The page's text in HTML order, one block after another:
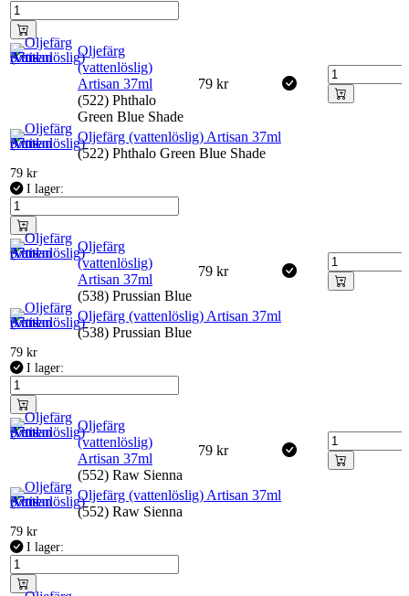
Oljefärg
(vattenlöslig)
Artisan 37ml
(522) Phthalo
Green Blue Shade
79 kr
Oljefärg (vattenlöslig) Artisan 37ml
(522) Phthalo Green Blue Shade
79 kr
I lager:
Oljefärg
(vattenlöslig)
Artisan 37ml
(538) Prussian Blue
79 kr
Oljefärg (vattenlöslig) Artisan 37ml
(538) Prussian Blue
79 kr
I lager:
Oljefärg
(vattenlöslig)
Artisan 37ml
(552) Raw Sienna
79 kr
Oljefärg (vattenlöslig) Artisan 37ml
(552) Raw Sienna
79 kr
I lager: